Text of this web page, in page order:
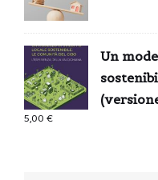
Un
5,00€